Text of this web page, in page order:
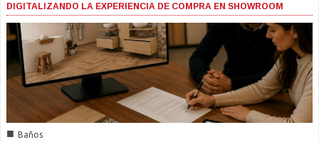
DIGITALIZANDO LA EXPERIENCIA DE COMPRA EN SHOWROOM
■ Baños